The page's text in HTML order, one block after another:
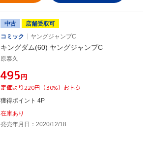
中古
店舗受取可
コミック
ヤングジャンプC
キングダム(60) ヤングジャンプC
原泰久
¥495円
定価より220円（30%）おトク
獲得ポイント 4P
在庫あり
発売年月日：2020/12/18